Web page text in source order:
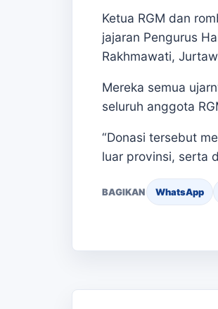
Ketua RGM dan
jajaran Pengurus
Rakhmawati,
Mereka semua
seluruh anggota
“Donasi tersebut
luar provinsi, serta
BAGIKAN WhatsApp